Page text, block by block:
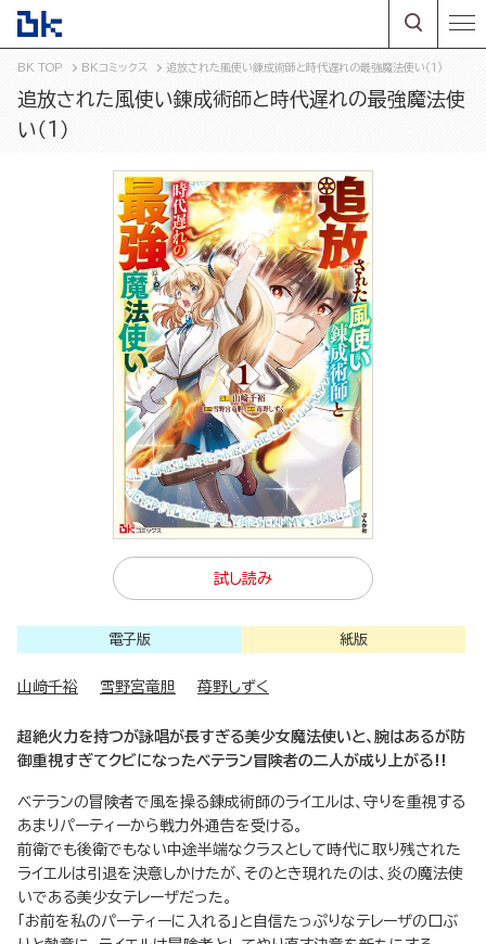
BK TOP BKコミックス 追放された風使い錬成術師と時代遅れの最強魔法使い（1）
追放された風使い錬成術師と時代遅れの最強魔法使
い（1）
試し読み
紙版
電子版
山﨑千裕 雪野宮竜胆 苺野しずく
超絶火力を持つが詠唱が長すぎる美少女魔法使いと、腕はあるが防
御重視すぎてクビになったベテラン冒険者の二人が成り上がる!!
ベテランの冒険者で風を操る錬成術師のライエルは、守りを重視する
あまりパーティーから戦力外通告を受ける。
前衛でも後衛でもない中途半端なクラスとして時代に取り残された
ライエルは引退を決意しかけたが、そのとき現れたのは、炎の魔法使
いである美少女テレーザだった。
「お前を私のパーティーに入れる」と自信たっぷりなテレーザの口ぶ